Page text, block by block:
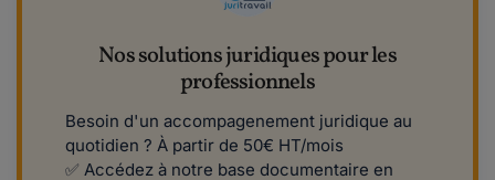
Nos solutions juridiques pour les
professionnels
Besoin d'un accompagenement juridique au
quotidien ? À partir de 50€ HT/mois
✅ ​​Accédez à notre base documentaire en